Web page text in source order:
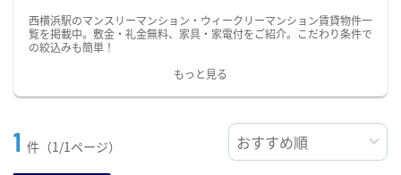
西横浜駅のマンスリーマンション・ウィークリーマンション賃貸物件一
覧を掲載中。敷金・礼金無料、家具・家電付をご紹介。こだわり条件で
の絞込みも簡単！
もっと見る
1 件（1/1ページ）